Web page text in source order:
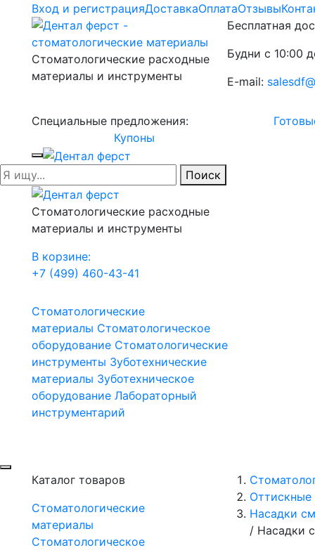
Вход и регистрацияДоставкаОплатаОтзывы
Стоматологические расходные
материалы и инструменты
Бесплатная
Будни с 10:00
E-mail:
Специальные предложения:
Купоны
Поиск
Стоматологические расходные
материалы и инструменты
В корзине:
+7 (499) 460-43-41
Стоматологические
материалы Стоматологическое
оборудование Стоматологические
инструменты Зуботехнические
материалы Зуботехническое
оборудование Лабораторный
инструментарий
Каталог товаров
Стоматологические
материалы
Стоматологическое
Оттискные
Насадки
/ Насадки